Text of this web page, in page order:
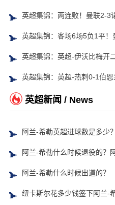
英超集锦：两连败！曼联2-3
英超集锦：客场6场5负1平
英超集锦：英超-伊沃比梅开
英超集锦：英超-热刺0-1伯
英超新闻 / News
阿兰-希勒英超进球数是多少？
阿兰-希勒什么时候退役的？
阿兰-希勒什么时候出道的？
纽卡斯尔花多少钱签下阿兰-